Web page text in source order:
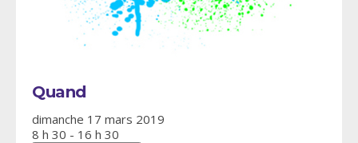
Quand
dimanche 17 mars 2019
8 h 30 - 16 h 30